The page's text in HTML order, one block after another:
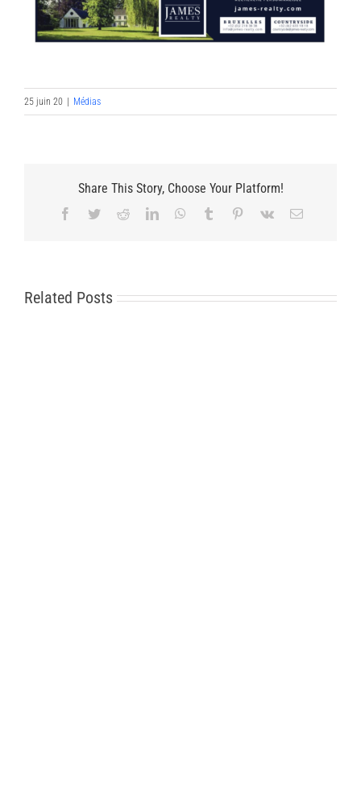
25 juin 20 | Médias
Share This Story, Choose Your Platform!
Facebook
TwitterRedditLinkedInWhatsApp
Tumblr Pinterest
Vk Email
Related Posts